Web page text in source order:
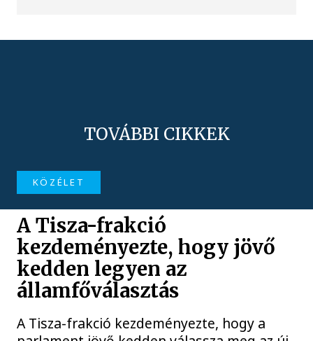
TOVÁBBI CIKKEK
KÖZÉLET
A Tisza-frakció
kezdeményezte, hogy jövő
kedden legyen az
államfőválasztás
A Tisza-frakció kezdeményezte, hogy a